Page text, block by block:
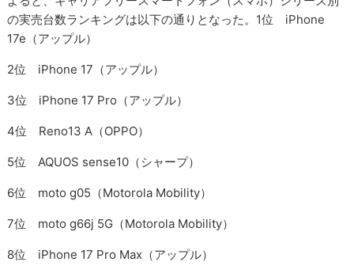
の実売台数ランキングは以下の通りとなった。1位 iPhone
17e（アップル）
2位 iPhone 17（アップル）
3位 iPhone 17 Pro（アップル）
4位 Reno13 A（OPPO）
5位 AQUOS sense10（シャープ）
6位 moto g05（Motorola Mobility）
7位 moto g66j 5G（Motorola Mobility）
8位 iPhone 17 Pro Max（アップル）